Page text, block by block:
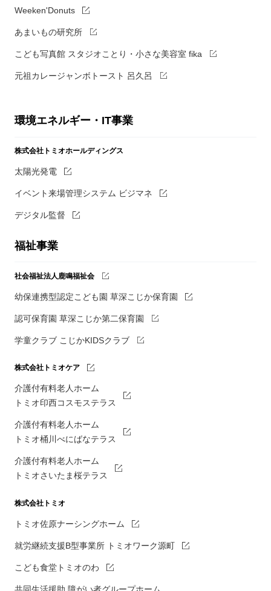
Weeken'Donuts
あまいもの研究所
こども写真館 スタジオことり・小さな美容室 fika
元祖カレージャンボトースト 呂久呂
環境エネルギー・IT事業
株式会社トミオホールディングス
太陽光発電
イベント来場管理システム ビジマネ
デジタル監督
福祉事業
社会福祉法人鹿鳴福祉会
幼保連携型認定こども園 草深こじか保育園
認可保育園 草深こじか第二保育園
学童クラブ こじかKIDSクラブ
株式会社トミオケア
介護付有料老人ホーム
トミオ印西コスモステラス
介護付有料老人ホーム
トミオ桶川べにばなテラス
介護付有料老人ホーム
トミオさいたま桜テラス
株式会社トミオ
トミオ佐原ナーシングホーム
就労継続支援B型事業所 トミオワーク源町
こども食堂トミオのわ